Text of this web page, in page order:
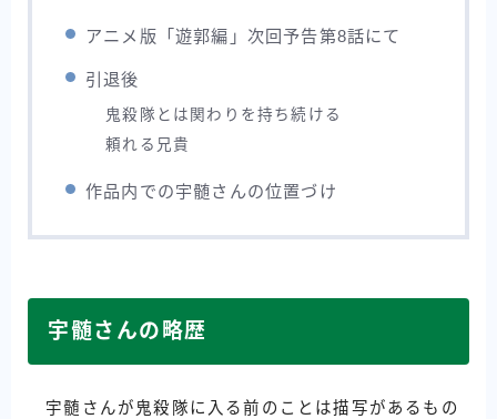
アニメ版「遊郭編」次回予告第8話にて
引退後
鬼殺隊とは関わりを持ち続ける
頼れる兄貴
作品内での宇髄さんの位置づけ
宇髄さんの略歴
宇髄さんが鬼殺隊に入る前のことは描写があるもの